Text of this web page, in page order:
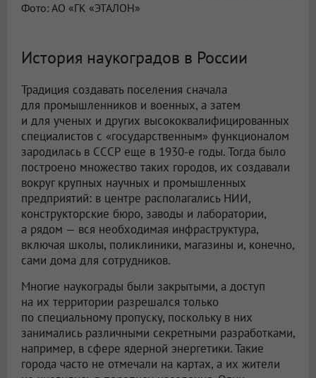
Фото: АО «ГК «ЭТАЛОН»
История наукоградов в России
Традиция создавать поселения сначала
для промышленников и военных, а затем
и для ученых и других высококвалифицированных
специалистов с «государственным» функционалом
зародилась в СССР еще в 1930-е годы. Тогда было
построено множество таких городов, их создавали
вокруг крупных научных и промышленных
предприятий: в центре располагались НИИ,
конструкторские бюро, заводы и лаборатории,
а рядом — вся необходимая инфраструктура,
включая школы, поликлиники, магазины и, конечно,
сами дома для сотрудников.
Многие наукограды были закрытыми, а доступ
на их территории разрешался только
по специальному пропуску, поскольку в них
занимались различными секретными разработками,
например, в сфере ядерной энергетики. Такие
города часто не отмечали на картах, а их жители